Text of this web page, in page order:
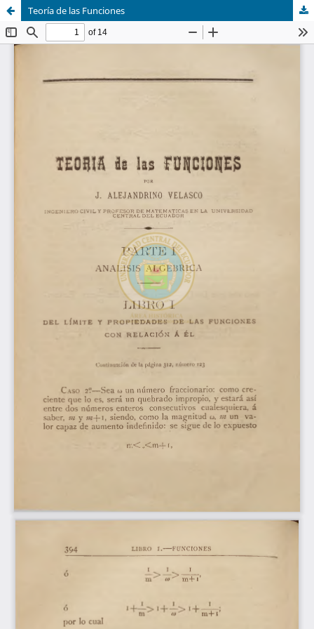
Teoría de las Funciones